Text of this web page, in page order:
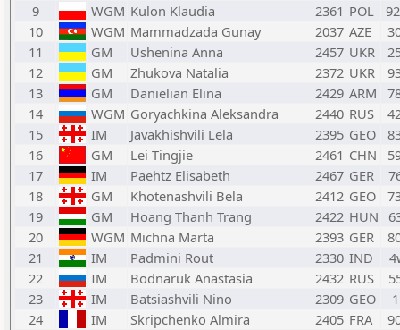
9
WGM Kulon Klaudia 2361 POL
10
WGM Mammadzada Gunay 2037 AZE
11
GM Ushenina Anna 2457 UKR
12
GM Zhukova Natalia 2372 UKR
13
GM Danielian Elina 2429 ARM
14
WGM Goryachkina Aleksandra 2440 RUS
15
IM Javakhishvili Lela 2395 GEO
16
GM Lei Tingjie 2461 CHN
17
IM Paehtz Elisabeth 2467 GER
18
GM Khotenashvili Bela 2412 GEO
19
GM Hoang Thanh Trang 2422 HUN
20
WGM Michna Marta 2393 GER
21
IM Padmini Rout 2330 IND
22
IM Bodnaruk Anastasia 2432 RUS
23
IM Batsiashvili Nino 2309 GEO
24
IM Skripchenko Almira 2405 FRA